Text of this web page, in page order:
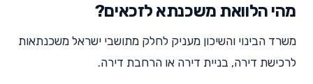
מהי הלוואת משכנתא לזכאים?
משרד הבינוי והשיכון מעניק לחלק מתושבי ישראל משכנתאות
לרכישת דירה, בניית דירה או הרחבת דירה.